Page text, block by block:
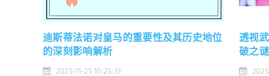
迪斯蒂法诺对皇马的重要性及其历史地位
的深刻影响解析
2025-11-25 10:25:33
透视
破之谜